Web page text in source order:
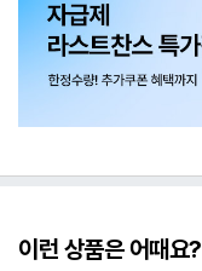
이런 상품은 어때요?